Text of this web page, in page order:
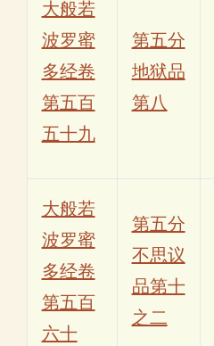
大般若
波罗蜜
多经卷
第五百
五十九
第五分
地狱品
第八
大般若
波罗蜜
多经卷
第五百
六十
第五分
不思议
品第十
之二